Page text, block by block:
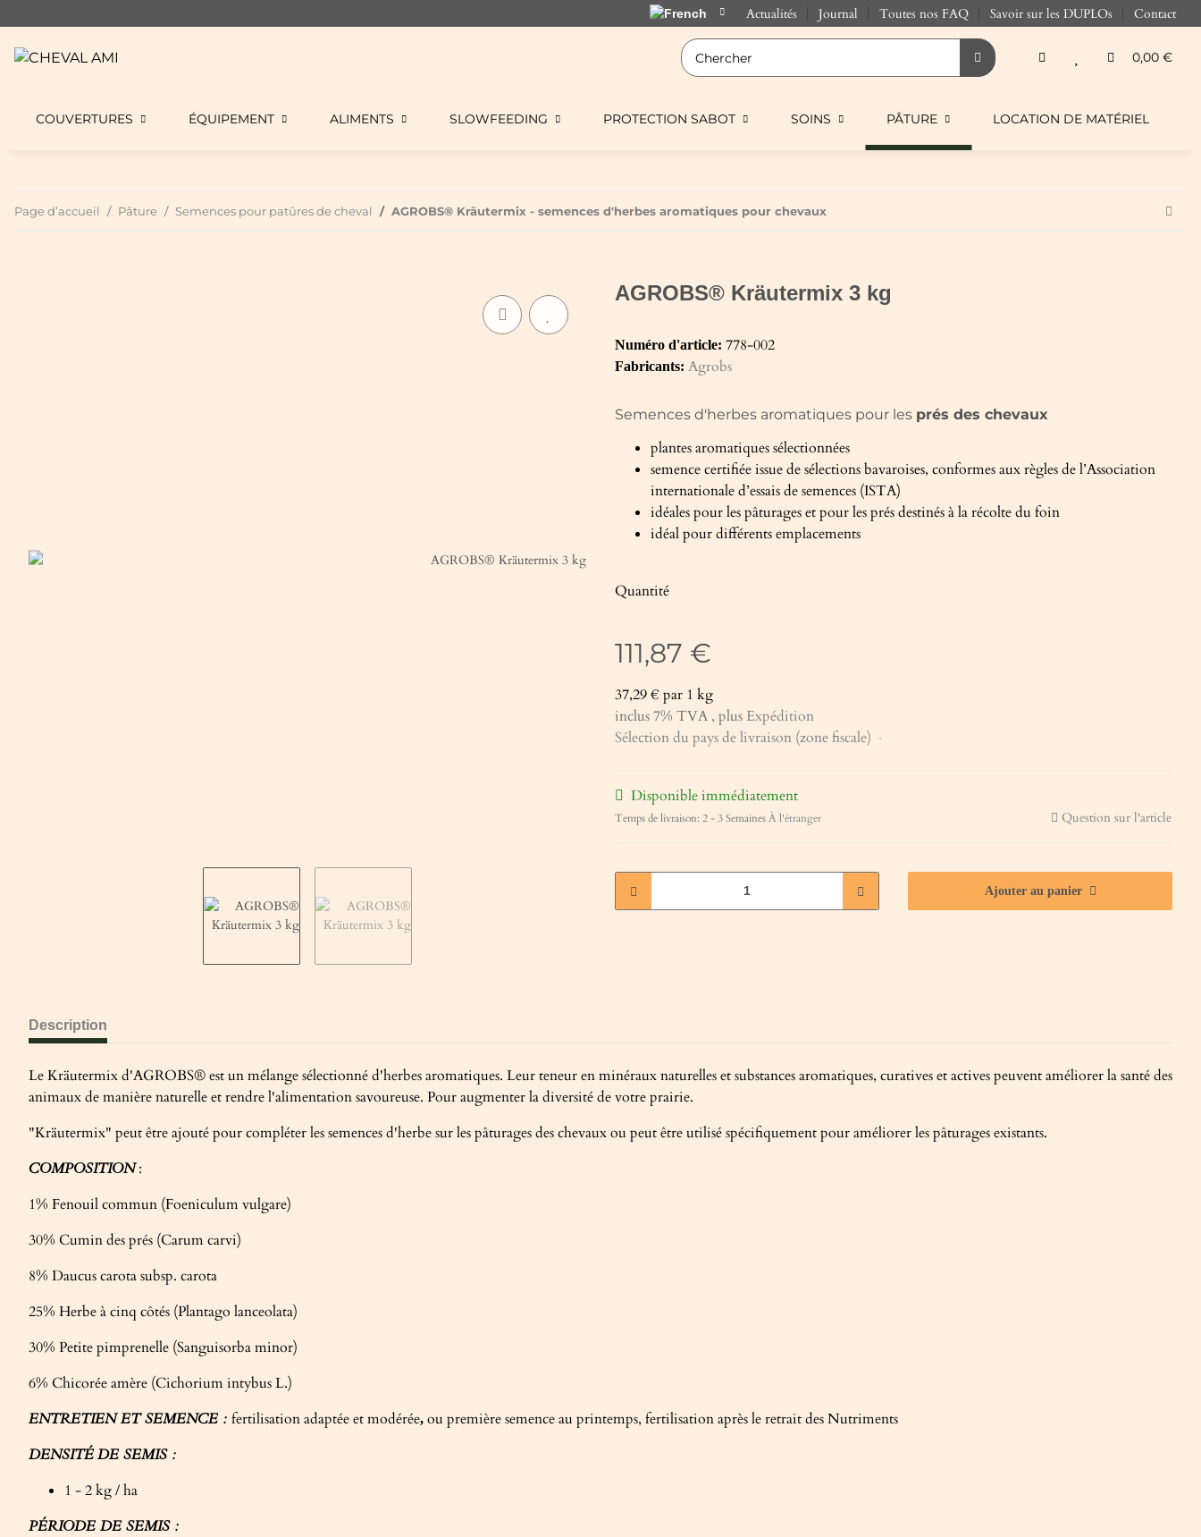
Actualités Journal Toutes nos FAQ Savoir sur les DUPLOs Contact
0,00 €
COUVERTURES ÉQUIPEMENT ALIMENTS SLOWFEEDING PROTECTION SABOT SOINS PÂTURE LOCATION DE MATÉRIEL
Page d’accueil Pâture Semences pour patûres de cheval AGROBS® Kräutermix - semences d'herbes aromatiques pour chevaux
AGROBS® Kräutermix 3 kg
Numéro d'article: 778-002
Fabricants: Agrobs
Semences d'herbes aromatiques pour les prés des chevaux
plantes aromatiques sélectionnées
semence certifiée issue de sélections bavaroises, conformes aux règles de l’Association
internationale d’essais de semences (ISTA)
idéales pour les pâturages et pour les prés destinés à la récolte du foin
idéal pour différents emplacements
Quantité
111,87 €
37,29 € par 1 kg
inclus 7% TVA , plusExpédition
Sélection du pays de livraison (zone fiscale)
Disponible immédiatement
Temps de livraison:2 - 3 SemainesÀ l'étranger Question sur l'article
Ajouter au panier
Description
Le Kräutermix d'AGROBS® est un mélange sélectionné d'herbes aromatiques. Leur teneur en minéraux naturelles et substances aromatiques, curatives et actives peuvent améliorer la santé des
animaux de manière naturelle et rendre l'alimentation savoureuse. Pour augmenter la diversité de votre prairie.
"Kräutermix" peut être ajouté pour compléter les semences d'herbe sur les pâturages des chevaux ou peut être utilisé spécifiquement pour améliorer les pâturages existants.
COMPOSITION:
1% Fenouil commun (Foeniculum vulgare)
30% Cumin des prés (Carum carvi)
8% Daucus carota subsp. carota
25% Herbe à cinq côtés (Plantago lanceolata)
30% Petite pimprenelle (Sanguisorba minor)
6% Chicorée amère (Cichorium intybus L.)
ENTRETIEN ET SEMENCE : fertilisation adaptée et modérée, ou première semence au printemps, fertilisation après le retrait des Nutriments
DENSITÉ DE SEMIS :
1 - 2 kg / ha
PÉRIODE DE SEMIS :